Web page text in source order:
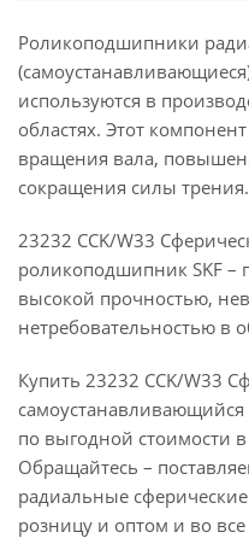
Роликоподшипники
используются в
областях. Этот
вращения вала,
сокращения силы трения.
23232 CCK/W33
роликоподшипник SKF –
высокой прочностью,
нетребовательностью в
Купить 23232 CCK/W33
по выгодной стоимости
Обращайтесь –
радиальные
розницу и оптом и во